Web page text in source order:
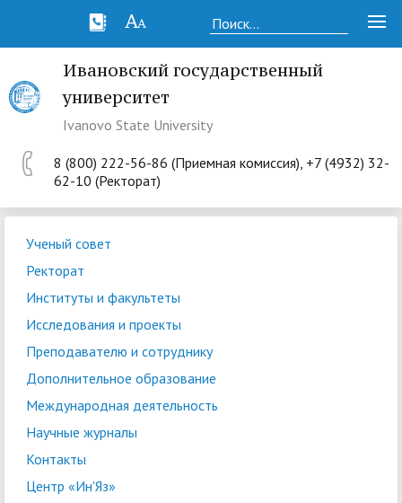
Ивановский государственный
университет
Ivanovo State University
8 (800) 222-56-86 (Приемная комиссия), +7 (4932) 32-
62-10 (Ректорат)
Ученый совет
Ректорат
Институты и факультеты
Исследования и проекты
Преподавателю и сотруднику
Дополнительное образование
Международная деятельность
Научные журналы
Контакты
Центр «Ин'Яз»